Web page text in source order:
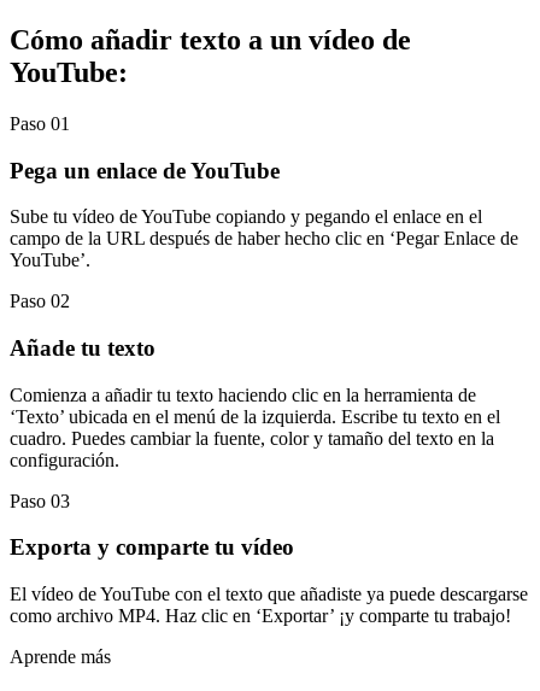
Cómo añadir texto a un vídeo de
YouTube:
Paso 01
Pega un enlace de YouTube
Sube tu vídeo de YouTube copiando y pegando el enlace en el
campo de la URL después de haber hecho clic en ‘Pegar Enlace de
YouTube’.
Paso 02
Añade tu texto
Comienza a añadir tu texto haciendo clic en la herramienta de
‘Texto’ ubicada en el menú de la izquierda. Escribe tu texto en el
cuadro. Puedes cambiar la fuente, color y tamaño del texto en la
configuración.
Paso 03
Exporta y comparte tu vídeo
El vídeo de YouTube con el texto que añadiste ya puede descargarse
como archivo MP4. Haz clic en ‘Exportar’ ¡y comparte tu trabajo!
Aprende más